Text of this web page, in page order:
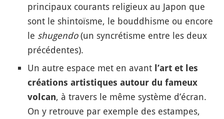
principaux courants religieux au Japon que
sont le shintoïsme, le bouddhisme ou encore
le shugendo(un syncrétisme entre les deux
précédentes).
Un autre espace met en avant l’art et les
créations artistiques autour du fameux
volcan, à travers le même système d’écran.
On y retrouve par exemple des estampes,